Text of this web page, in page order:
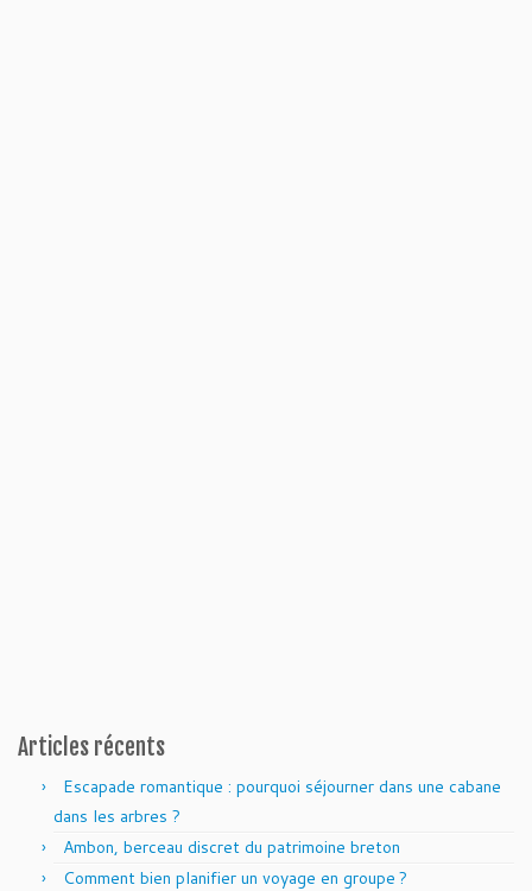
Articles récents
Escapade romantique : pourquoi séjourner dans une cabane
dans les arbres ?
Ambon, berceau discret du patrimoine breton
Comment bien planifier un voyage en groupe ?